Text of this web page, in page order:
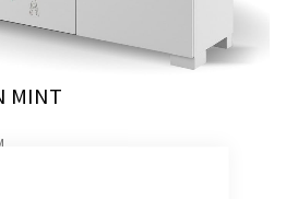
MINT